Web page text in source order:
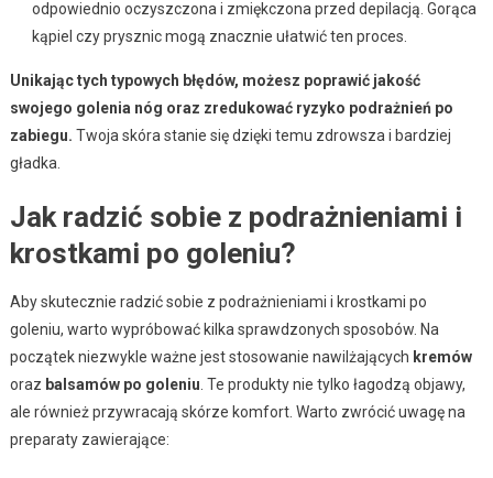
odpowiednio oczyszczona i zmiękczona przed depilacją. Gorąca
kąpiel czy prysznic mogą znacznie ułatwić ten proces.
Unikając tych typowych błędów, możesz poprawić jakość
swojego golenia nóg oraz zredukować ryzyko podrażnień po
zabiegu. Twoja skóra stanie się dzięki temu zdrowsza i bardziej
gładka.
Jak radzić sobie z podrażnieniami i
krostkami po goleniu?
Aby skutecznie radzić sobie z podrażnieniami i krostkami po
goleniu, warto wypróbować kilka sprawdzonych sposobów. Na
początek niezwykle ważne jest stosowanie nawilżających kremów
oraz balsamów po goleniu . Te produkty nie tylko łagodzą objawy,
ale również przywracają skórze komfort. Warto zwrócić uwagę na
preparaty zawierające: